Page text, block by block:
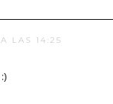
LAS 14:25